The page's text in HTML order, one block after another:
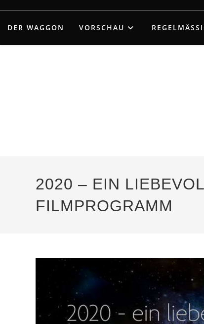
springen
DER WAGGON VORSCHAU REGELMÄSSIG
2020 – EIN
FILMPROGRAMM